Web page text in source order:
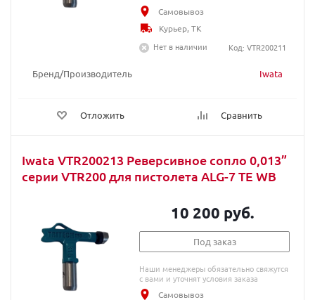
Бренд/Производитель Iwata
Отложить Сравнить
Самовывоз
Курьер, ТК
Нет в наличии
Код: VTR200211
Iwata VTR200213 Реверсивное сопло 0,013”
серии VTR200 для пистолета ALG-7 TE WB
10 200 руб.
Под заказ
Наши менеджеры обязательно свяжутся
с вами и уточнят условия заказа
Самовывоз